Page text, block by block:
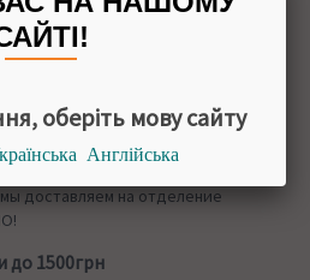
вБлаговония
доставляем на отделение
до 1500грн
оберіть мову сайту
Англійська